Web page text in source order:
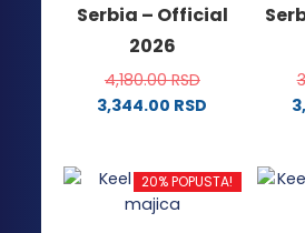
stranici
proizvoda.
Serbia – Official
2026
4,180.00RSD
3,344.00 RSD
ima
više
20% POPUSTA!